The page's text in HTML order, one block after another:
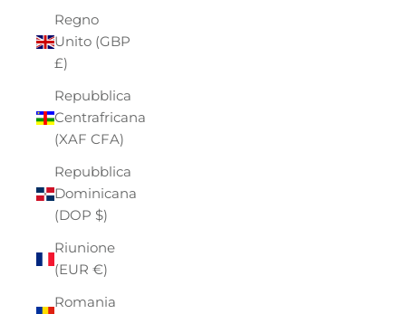
Regno
Unito (GBP
£)
Repubblica
Centrafricana
(XAF CFA)
Repubblica
Dominicana
(DOP $)
Riunione
(EUR €)
Romania